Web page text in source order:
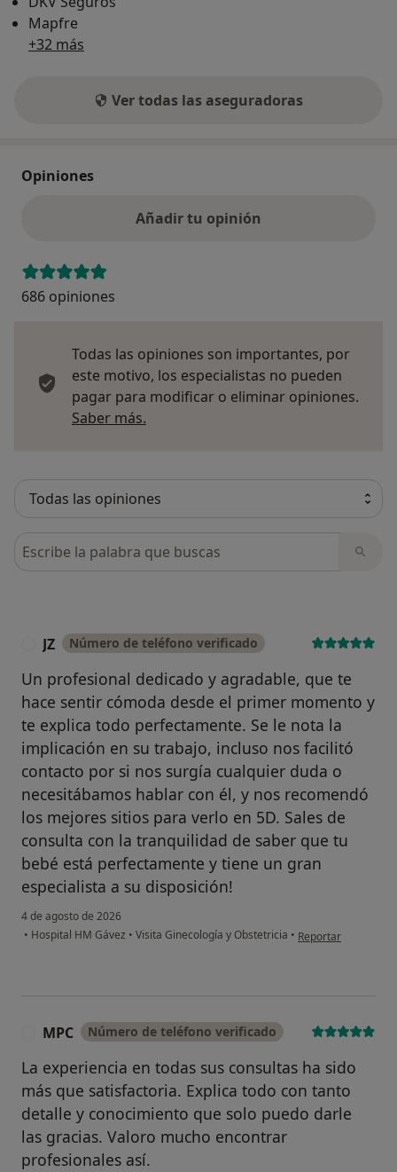
Mapfre
+32 más
Ver todas las aseguradoras
Opiniones
Añadir tu opinión
686 opiniones
Todas las opiniones son importantes, por
este motivo, los especialistas no pueden
pagar para modificar o eliminar opiniones.
Saber más.
Busca en opiniones
JZ Número de teléfono verificado
Un profesional dedicado y agradable, que te
hace sentir cómoda desde el primer momento y
te explica todo perfectamente. Se le nota la
implicación en su trabajo, incluso nos facilitó
contacto por si nos surgía cualquier duda o
necesitábamos hablar con él, y nos recomendó
los mejores sitios para verlo en 5D. Sales de
consulta con la tranquilidad de saber que tu
bebé está perfectamente y tiene un gran
especialista a su disposición!
4 de agosto de 2026
• Hospital HM Gávez • Visita Ginecología y Obstetricia • en opinión del
Reportar
MPC Número de teléfono verificado
La experiencia en todas sus consultas ha sido
más que satisfactoria. Explica todo con tanto
detalle y conocimiento que solo puedo darle
las gracias. Valoro mucho encontrar
profesionales así.